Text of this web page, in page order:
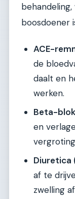
boosdoener
ACE-
de
daalt en
werken.
Beta-
en
Diuretica
af te
zwelling